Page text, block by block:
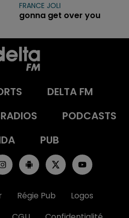
FRANCE JOLI
gonna get over you
DELTA FM
PODCASTS
PUB
Régie Pub
Logos